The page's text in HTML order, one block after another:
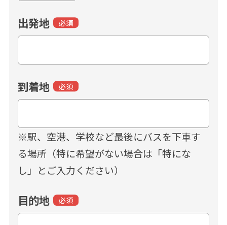
出発地 必須
到着地 必須
※駅、空港、学校など最後にバスを下車す
る場所（特に希望がない場合は「特にな
し」とご入力ください）
目的地 必須